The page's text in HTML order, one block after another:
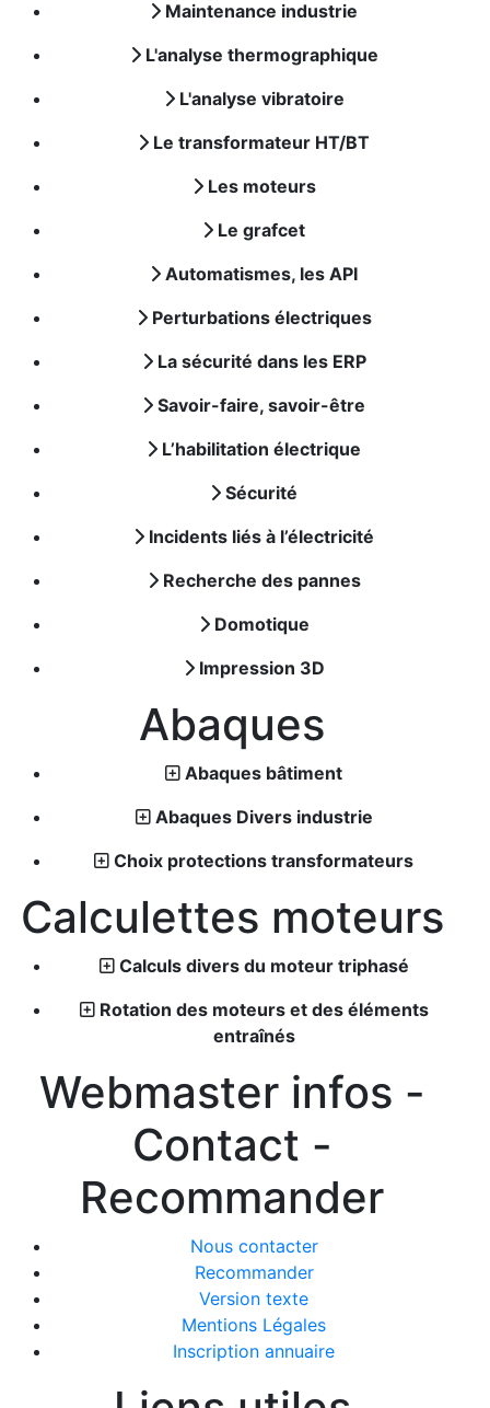
Maintenance industrie
L'analyse thermographique
L'analyse vibratoire
Le transformateur HT/BT
Les moteurs
Le grafcet
Automatismes, les API
Perturbations électriques
La sécurité dans les ERP
Savoir-faire, savoir-être
L’habilitation électrique
Sécurité
Incidents liés à l’électricité
Recherche des pannes
Domotique
Impression 3D
Abaques
Abaques bâtiment
Abaques Divers industrie
Choix protections transformateurs
Calculettes moteurs
Calculs divers du moteur triphasé
Rotation des moteurs et des éléments
entraînés
Webmaster infos -
Contact -
Recommander
Nous contacter
Recommander
Version texte
Mentions Légales
Inscription annuaire